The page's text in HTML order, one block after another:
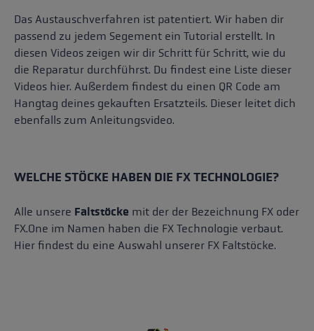
Das Austauschverfahren ist patentiert. Wir haben dir
passend zu jedem Segement ein Tutorial erstellt. In
diesen Videos zeigen wir dir Schritt für Schritt, wie du
die Reparatur durchführst. Du findest eine Liste dieser
Videos hier. Außerdem findest du einen QR Code am
Hangtag deines gekauften Ersatzteils. Dieser leitet dich
ebenfalls zum Anleitungsvideo.
WELCHE STÖCKE HABEN DIE FX TECHNOLOGIE?
Alle unsere Faltstöcke mit der der Bezeichnung FX oder
FX.One im Namen haben die FX Technologie verbaut.
Hier findest du eine Auswahl unserer FX Faltstöcke.